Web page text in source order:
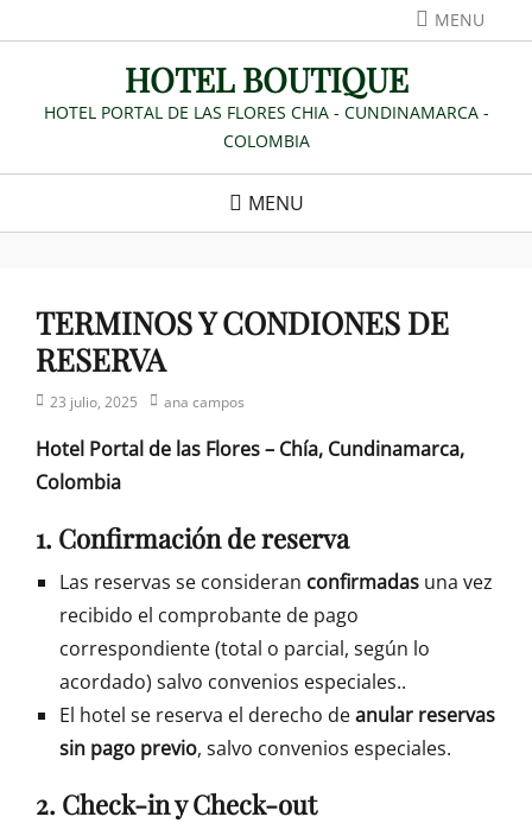
to
MENU
HOTEL BOUTIQUE
HOTEL PORTAL DE LAS FLORES CHIA - CUNDINAMARCA -
COLOMBIA
MENU
TERMINOS Y CONDIONES DE
RESERVA
Posted
23 julio, 2025 Author
ana campos
Hotel Portal de las Flores – Chía, Cundinamarca,
Colombia
1. Confirmación de reserva
Las reservas se consideran confirmadas una vez
recibido el comprobante de pago
correspondiente (total o parcial, según lo
acordado) salvo convenios especiales..
El hotel se reserva el derecho deanular reservas
sin pago previo, salvo convenios especiales.
2. Check-in y Check-out